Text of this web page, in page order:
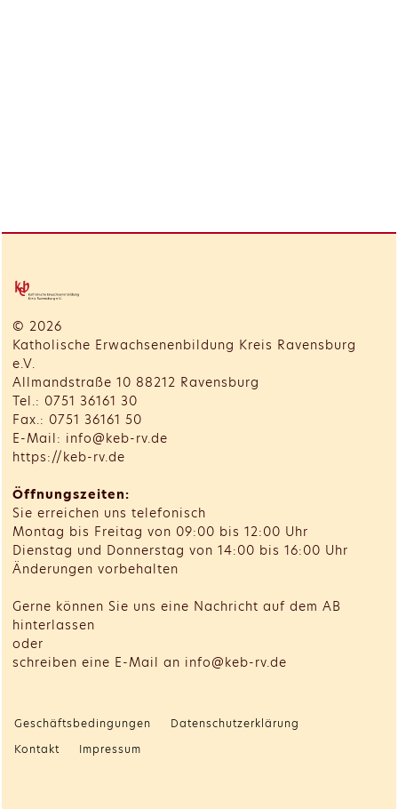
© 2026
Katholische Erwachsenenbildung Kreis Ravensburg
e.V.
Allmandstraße 10 88212 Ravensburg
Tel.: 0751 36161 30
Fax.: 0751 36161 50
E-Mail: info@keb-rv.de
https://keb-rv.de
Öffnungszeiten:
Sie erreichen uns telefonisch
Montag bis Freitag von 09:00 bis 12:00 Uhr
Dienstag und Donnerstag von 14:00 bis 16:00 Uhr
Änderungen vorbehalten
Gerne können Sie uns eine Nachricht auf dem AB
hinterlassen
oder
schreiben eine E-Mail an info@keb-rv.de
Geschäftsbedingungen
Datenschutzerklärung
Kontakt
Impressum